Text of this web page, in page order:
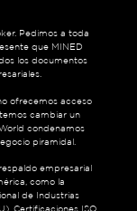
Pedimos a toda
que MINED
los documentos
ofrecemos acceso
cambiar un
condenamos
piramidal.
empresarial
como la
de Industrias